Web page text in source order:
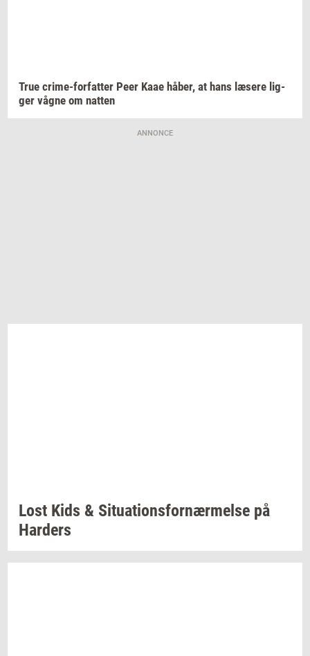
True crime-​forfatter Peer Kaae håber, at hans læ­se­re lig­
ger vågne om nat­ten
ANNONCE
Lost Kids & Si­tu­a­tions­for­nær­mel­se på
Har­ders